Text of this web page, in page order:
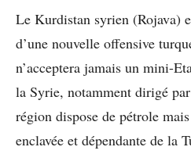
Le Kurdistan syrien (Rojava)
d’une nouvelle offensive
n’acceptera jamais un mini-
la Syrie, notamment dirigé
région dispose de pétrole
enclavée et dépendante de la